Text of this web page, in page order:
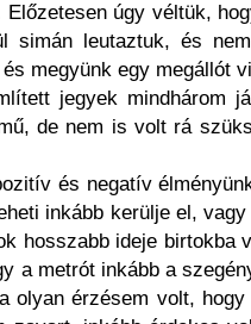
úgy véltük,
leutaztuk, és
megyünk egy megállót
jegyek mindhárom
de nem is volt rá
és negatív
inkább kerülje el,
hosszabb ideje birtokba
a metrót inkább a
olyan érzésem volt,